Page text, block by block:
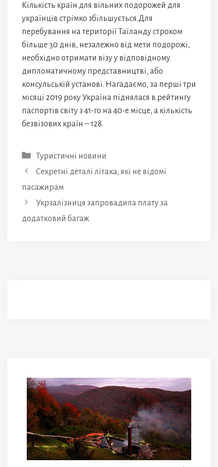
Кількість країн для вільних подорожей для
українців стрімко збільшується.Для
перебування на території Таїланду строком
більше 30 днів, незалежно від мети подорожі,
необхідно отримати візу у відповідному
дипломатичному представництві, або
консульській установі. Нагадаємо, за перші три
місяці 2019 року Україна піднялася в рейтингу
паспортів світу з 41-го на 40-е місце, а кількість
безвізових країн – 128.
Категорії
Туристичні новини
Секретні деталі літака, які не відомі
пасажирам
Укрзалізниця запровадила плату за
додатковий багаж